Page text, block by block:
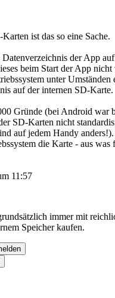
ist das so eine Sache.
Datenverzeichnis der App
beim Start der App nicht
unter Umständen
auf der internen SD-Karte.
Gründe (bei Android war
SD-Karten nicht
auf jedem Handy
die Karte - aus
11:57
immer mit
Speicher kaufen.